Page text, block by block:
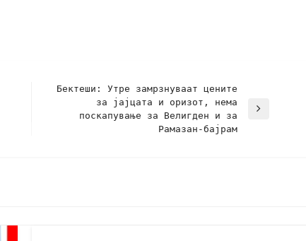
Бектеши: Утре замрзнуваат цените
за јајцата и оризот, нема
поскапување за Велигден и за
Рамазан-бајрам